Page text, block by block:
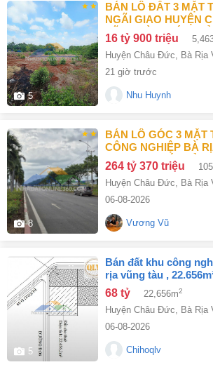
5
BÁN LÔ ĐẤT 3 MẶT TIỀN THỊ TRẤN
NGÃI GIAO HUYỆN
VŨNG TÀU GIÁ 16 TỶ
16 tỷ 900 triệu
Huyện Châu Đức, Bà Rịa
21 giờ trước
Nhu Huynh
8
BÁN LÔ GÓC 3 MẶT TIỀN ĐẤT KHU
CÔNG NGHIỆP BÀ
105000M2 GIÁ CHỈ
264 tỷ 370 triệu
Huyện Châu Đức, Bà Rịa
06-08-2026
Vương Vũ
5
bán đất khu công nghiệp châu đức, bà
rịa vũng tàu ,
68 tỷ 22,656m2
Huyện Châu Đức
Bà Rịa
06-08-2026
Chihoqlv